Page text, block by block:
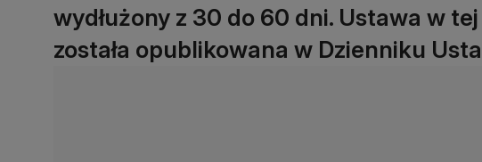
wydłużony z 30 do 60 dni. Ustawa w
została opublikowana w Dzienniku